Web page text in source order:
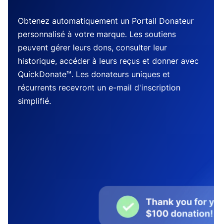
Obtenez automatiquement un Portail Donateur
personnalisé à votre marque. Les soutiens
peuvent gérer leurs dons, consulter leur
historique, accéder à leurs reçus et donner avec
QuickDonate™. Les donateurs uniques et
récurrents recevront un e-mail d'inscription
simplifié.